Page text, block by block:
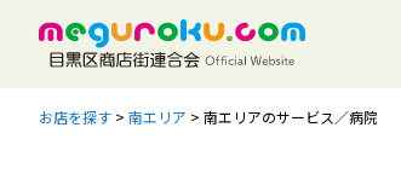
お店を探す > 南エリア > 南エリアのサービス／病院